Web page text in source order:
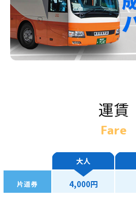
運賃
Fare
大人
片道券 4,000円